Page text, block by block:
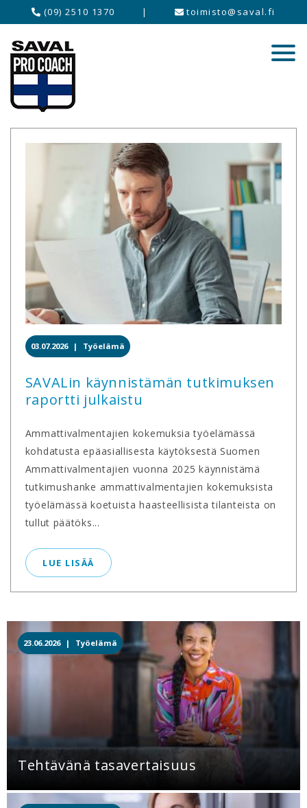
(09) 2510 1370 | toimisto@saval.fi
Työelämä
03.07.2026 | Työelämä
SAVALin käynnistämän tutkimuksen
raportti julkaistu
Ammattivalmentajien kokemuksia työelämässä
kohdatusta epäasiallisesta käytöksestä Suomen
Ammattivalmentajien vuonna 2025 käynnistämä
tutkimushanke ammattivalmentajien kokemuksista
työelämässä koetuista haasteellisista tilanteista on
tullut päätöks...
LUE LISÄÄ
23.06.2026 | Työelämä
Tehtävänä tasavertaisuus